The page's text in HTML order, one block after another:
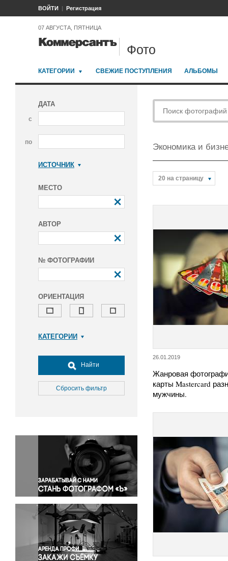
ВОЙТИ Регистрация
07 АВГУСТА, ПЯТНИЦА
Фото
КАТЕГОРИИ СВЕЖИЕ ПОСТУПЛЕНИЯ АЛЬБОМЫ
ДАТА
с
по
ИСТОЧНИК
МЕСТО
АВТОР
№ ФОТОГРАФИИ
ОРИЕНТАЦИЯ
КАТЕГОРИИ
Досуг, туризм и отдых
Культура
Медицина
Окружающая среда
Политика
Правосудие
Происшествия и конфликты
Религия
Светская жизнь
Спорт
Экология
Экономика и бизнес
Найти
Сбросить фильтр
Экономика и
20 на страницу
26.01.2019
Жанровая
карты Mastercard
мужчины.